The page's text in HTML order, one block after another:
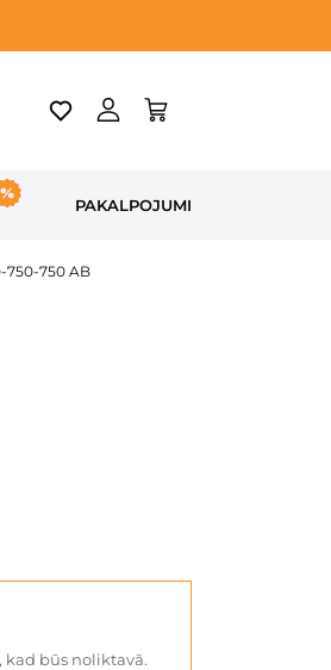
PAKALPOJUMI
750-750 AB
kad būs noliktavā.